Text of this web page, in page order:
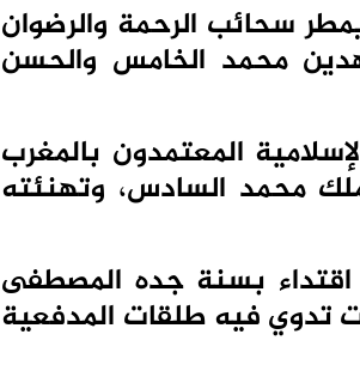
سحائب الرحمة والرضوان
محمد الخامس والحسن
المعتمدون بالمغرب
محمد السادس، وتهنئته
اقتداء بسنة جده المصطفى
تدوي فيه طلقات المدفعية